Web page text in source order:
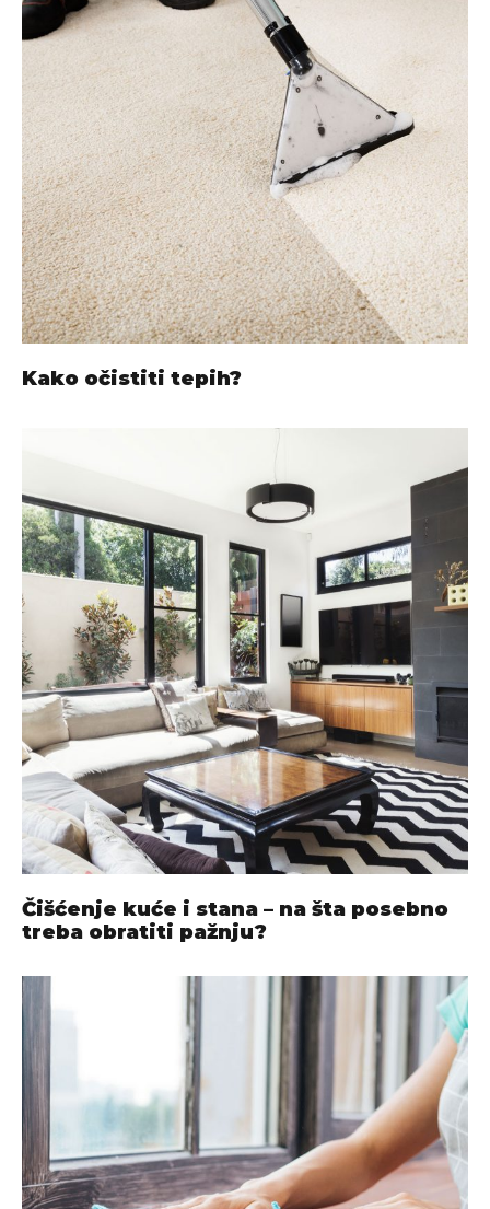
Kako očistiti tepih?
Čišćenje kuće i stana – na šta posebno
treba obratiti pažnju?